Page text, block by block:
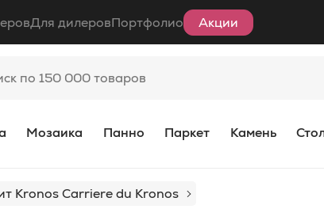
Для дилеровПортфолио Акции
Мозаика Панно Паркет Камень
Kronos Carriere du Kronos